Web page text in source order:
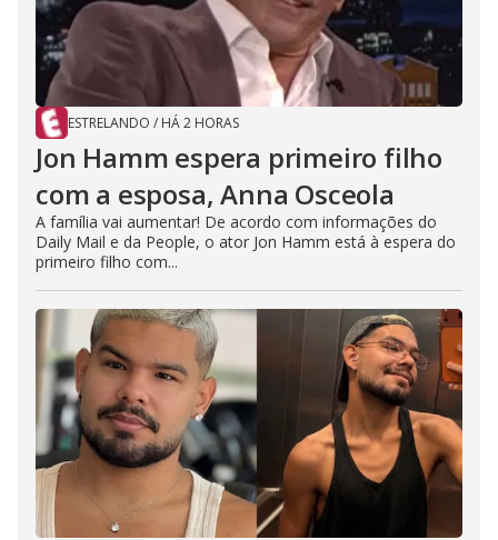
ESTRELANDO / HÁ 2 HORAS
Jon Hamm espera primeiro filho
com a esposa, Anna Osceola
A família vai aumentar! De acordo com informações do
Daily Mail e da People, o ator Jon Hamm está à espera do
primeiro filho com...